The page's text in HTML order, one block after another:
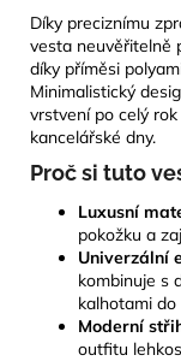
Díky preciznímu
vesta neuvěřitelně
díky příměsi
Minimalistický
vrstvení po celý
kancelářské dny.
Proč si tuto
Luxusní
pokožku a
Univerzální
kombinuje s
kalhotami do
Moderní
outfitu